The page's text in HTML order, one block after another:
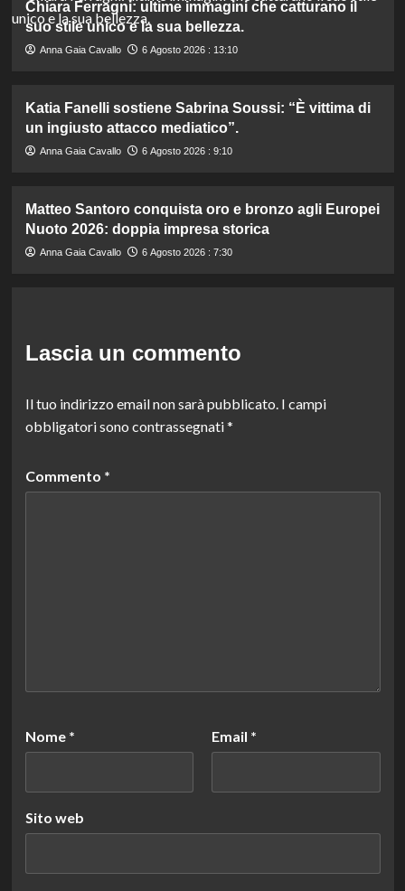
Chiara Ferragni: ultime immagini che catturano il
suo stile unico e la sua bellezza.
Anna Gaia Cavallo 6 Agosto 2026 : 13:10
Katia Fanelli sostiene Sabrina Soussi: “È vittima di
un ingiusto attacco mediatico”.
Anna Gaia Cavallo 6 Agosto 2026 : 9:10
Matteo Santoro conquista oro e bronzo agli Europei
Nuoto 2026: doppia impresa storica
Anna Gaia Cavallo 6 Agosto 2026 : 7:30
Lascia un commento
Il tuo indirizzo email non sarà pubblicato. I campi
obbligatori sono contrassegnati*
Commento *
Nome * Email *
Sito web